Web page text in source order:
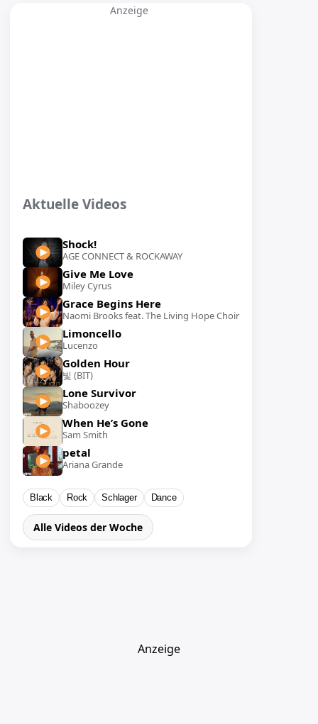
Anzeige
Aktuelle Videos
Shock!
AGE CONNECT & ROCKAWAY
Give Me Love
Miley Cyrus
Grace Begins Here
Naomi Brooks feat. The Living Hope Choir
Limoncello
Lucenzo
Golden Hour
빛 (BIT)
Lone Survivor
Shaboozey
When He’s Gone
Sam Smith
petal
Ariana Grande
Black Rock Schlager Dance
Alle Videos der Woche
Anzeige